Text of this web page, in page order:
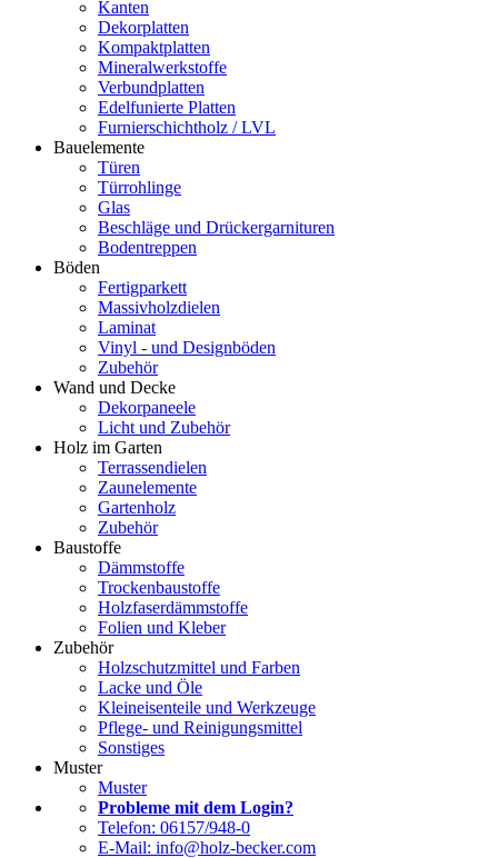
Kanten
Dekorplatten
Kompaktplatten
Mineralwerkstoffe
Verbundplatten
Edelfunierte Platten
Furnierschichtholz / LVL
Bauelemente
Türen
Türrohlinge
Glas
Beschläge und Drückergarnituren
Bodentreppen
Böden
Fertigparkett
Massivholzdielen
Laminat
Vinyl - und Designböden
Zubehör
Wand und Decke
Dekorpaneele
Licht und Zubehör
Holz im Garten
Terrassendielen
Zaunelemente
Gartenholz
Zubehör
Baustoffe
Dämmstoffe
Trockenbaustoffe
Holzfaserdämmstoffe
Folien und Kleber
Zubehör
Holzschutzmittel und Farben
Lacke und Öle
Kleineisenteile und Werkzeuge
Pflege- und Reinigungsmittel
Sonstiges
Muster
Muster
Probleme mit dem Login?
Telefon: 06157/948-0
E-Mail: info@holz-becker.com